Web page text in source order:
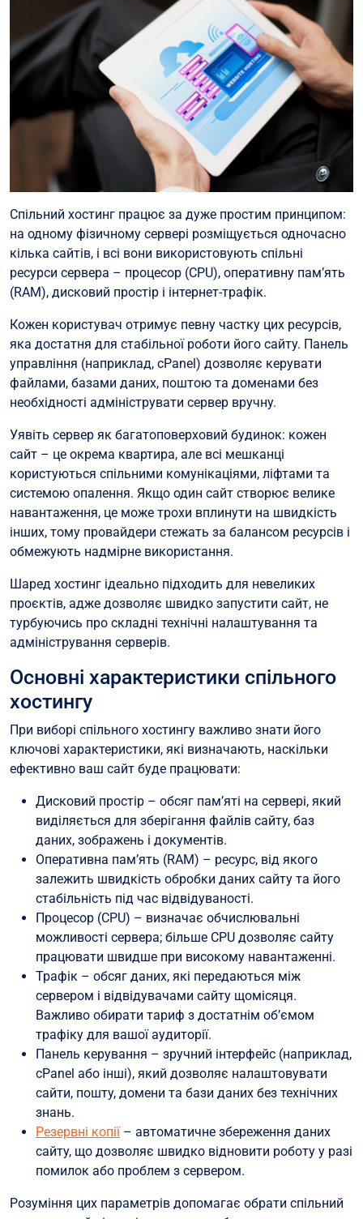
Спільний хостинг працює за дуже простим принципом:
на одному фізичному сервері розміщується одночасно
кілька сайтів, і всі вони використовують спільні
ресурси сервера – процесор (CPU), оперативну пам’ять
(RAM), дисковий простір і інтернет-трафік.
Кожен користувач отримує певну частку цих ресурсів,
яка достатня для стабільної роботи його сайту. Панель
управління (наприклад, cPanel) дозволяє керувати
файлами, базами даних, поштою та доменами без
необхідності адмініструвати сервер вручну.
Уявіть сервер як багатоповерховий будинок: кожен
сайт – це окрема квартира, але всі мешканці
користуються спільними комунікаціями, ліфтами та
системою опалення. Якщо один сайт створює велике
навантаження, це може трохи вплинути на швидкість
інших, тому провайдери стежать за балансом ресурсів і
обмежують надмірне використання.
Шаред хостинг ідеально підходить для невеликих
проєктів, адже дозволяє швидко запустити сайт, не
турбуючись про складні технічні налаштування та
адміністрування серверів.
Основні характеристики спільного
хостингу
При виборі спільного хостингу важливо знати його
ключові характеристики, які визначають, наскільки
ефективно ваш сайт буде працювати:
Дисковий простір – обсяг пам’яті на сервері, який
виділяється для зберігання файлів сайту, баз
даних, зображень і документів.
Оперативна пам’ять (RAM) – ресурс, від якого
залежить швидкість обробки даних сайту та його
стабільність під час відвідуваності.
Процесор (CPU) – визначає обчислювальні
можливості сервера; більше CPU дозволяє сайту
працювати швидше при високому навантаженні.
Трафік – обсяг даних, які передаються між
сервером і відвідувачами сайту щомісяця.
Важливо обирати тариф з достатнім об’ємом
трафіку для вашої аудиторії.
Панель керування – зручний інтерфейс (наприклад,
cPanel або інші), який дозволяє налаштовувати
сайти, пошту, домени та бази даних без технічних
знань.
Резервні копії– автоматичне збереження даних
сайту, що дозволяє швидко відновити роботу у разі
помилок або проблем з сервером.
Розуміння цих параметрів допомагає обрати спільний